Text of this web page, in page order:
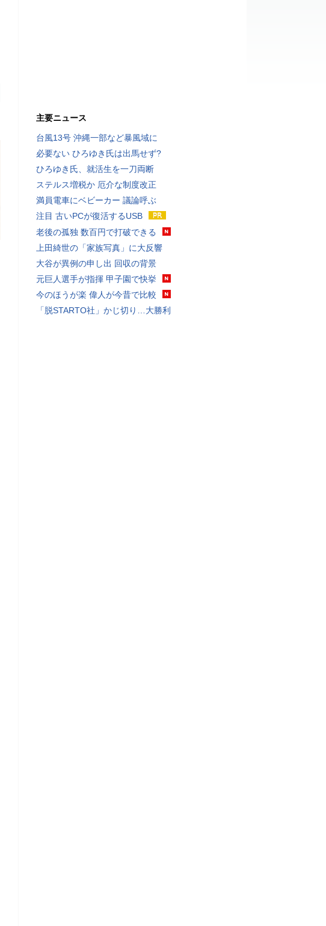
主要ニュース
台風13号 沖縄一部など暴風域に
必要ない ひろゆき氏は出馬せず?
ひろゆき氏、就活生を一刀両断
ステルス増税か 厄介な制度改正
満員電車にベビーカー 議論呼ぶ
注目 古いPCが復活するUSB
老後の孤独 数百円で打破できる
上田綺世の「家族写真」に大反響
大谷が異例の申し出 回収の背景
元巨人選手が指揮 甲子園で快挙
今のほうが楽 偉人が今昔で比較
「脱STARTO社」かじ切り…大勝利